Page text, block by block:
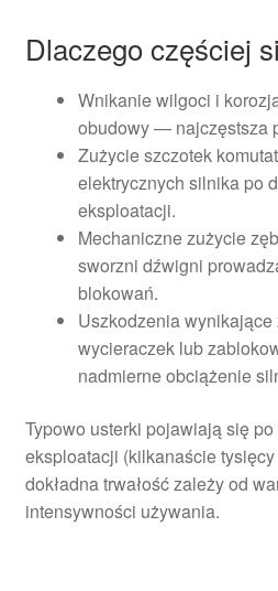
Dlaczego częściej
Wnikanie wilgoci i
obudowy — najczęstsza
Zużycie szczotek
elektrycznych silnika po
eksploatacji.
Mechaniczne zużycie
sworzni dźwigni
blokowań.
Uszkodzenia
wycieraczek lub
nadmierne obciążenie
Typowo usterki pojawiają się
eksploatacji (kilkanaście
dokładna trwałość zależy od
intensywności używania.